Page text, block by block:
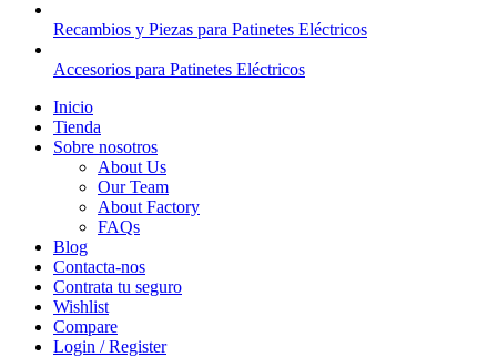
Recambios y Piezas para Patinetes Eléctricos
Accesorios para Patinetes Eléctricos
Inicio
Tienda
Sobre nosotros
About Us
Our Team
About Factory
FAQs
Blog
Contacta-nos
Contrata tu seguro
Wishlist
Compare
Login / Register